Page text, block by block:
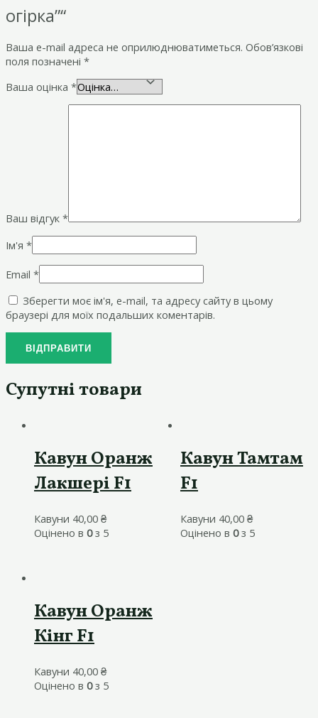
огірка”“
Ваша e-mail адреса не оприлюднюватиметься. Обов’язкові
поля позначені *
Ваша оцінка *
Ваш відгук *
Ім'я *
Email *
Зберегти моє ім'я, e-mail, та адресу сайту в цьому
браузері для моїх подальших коментарів.
Супутні товари
Кавун Оранж
Лакшері F1
Кавуни 40,00 ₴
Оцінено в 0з 5
Кавун Тамтам
F1
Кавуни 40,00 ₴
Оцінено в 0з 5
Кавун Оранж
Кінг F1
Кавуни 40,00 ₴
Оцінено в 0з 5